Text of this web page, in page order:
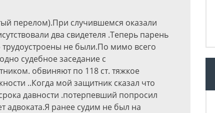
перелом).При случившемся оказали
два свидетеля .Теперь парень
не были.По мимо всего
судебное заседание с
обвиняют по 118 ст. тяжкое
..Когда мой защитник сказал что
давности .потерпевший попросил
адвоката.Я ранее судим не был на